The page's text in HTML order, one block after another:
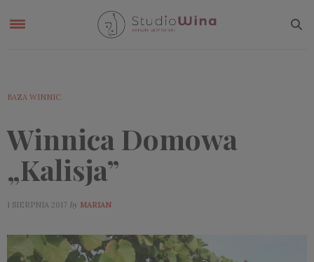
BAZA WINNIC
Winnica Domowa
„Kalisja”
1 SIERPNIA 2017 by MARIAN